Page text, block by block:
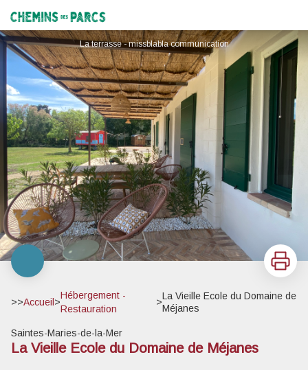
Chemins des Parcs
La terrasse - missblabla communication
Imprimer
>>Accueil >
Hébergement -
Restauration
>
La Vieille Ecole du Domaine de
Méjanes
Saintes-Maries-de-la-Mer
La Vieille Ecole du Domaine de Méjanes